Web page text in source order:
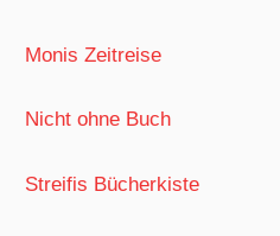
Monis Zeitreise
Nicht ohne Buch
Streifis Bücherkiste